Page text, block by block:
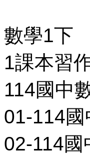
數學1下
1課本習
114國中
01-114
02-114